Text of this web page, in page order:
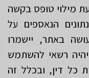
מילוי טופס בקשה
הנאספים על
באתר, יישמרו
רשאי להשתמש
כל דין, ובכלל זה